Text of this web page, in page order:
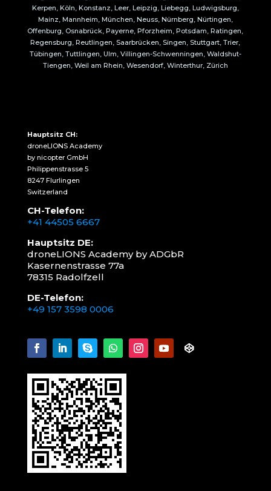
Kerpen, Köln, Konstanz, Leer, Leipzig, Liebegg, Ludwigsburg,
Mainz, Mannheim, München, Neuss, Nürnberg, Nürtingen,
Offenburg, Osnabrück, Payerne, Pforzheim, Potsdam, Ratingen,
Regensburg, Reutlingen, Saarbrücken, Singen, Stuttgart, Trier,
Tübingen, Tuttlingen, Ulm, Villingen-Schwenningen, Waldshut-
Tiengen, Weil am Rhein, Wesendorf, Winterthur, Zürich
Hauptsitz CH:
droneLIONS Academy
by nicopter GmbH
Philippenstrasse 5
8247 Flurlingen
Switzerland
CH-Telefon:
+41 44505 6667
Hauptsitz DE:
droneLIONS Academy by ADGbR
Kasernenstrasse 77a
78315 Radolfzell
DE-Telefon:
+49 157 3598 0006